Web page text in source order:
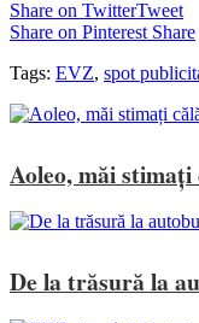
Share on TwitterTweet
Share on Pinterest Share
Tags: EVZ, spot
Aoleo, măi
De la trăsură la